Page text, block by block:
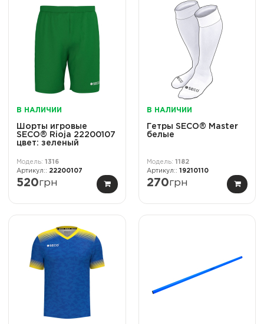
В НАЛИЧИИ
Шорты игровые
SECO® Rioja 22200107
цвет: зеленый
1316
22200107
520грн
В НАЛИЧИИ
Гетры SECO® Master
белые
1182
19210110
270грн